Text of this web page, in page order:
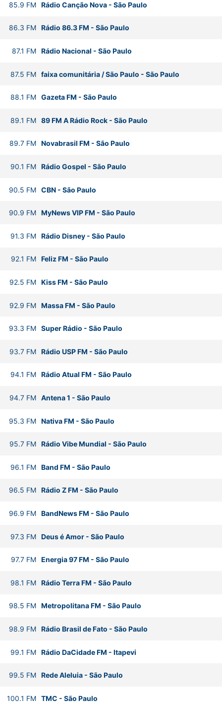
85.9 FM Rádio Canção Nova- São Paulo
86.3 FM Rádio 86.3 FM - São Paulo
87.1 FM Rádio Nacional - São Paulo
87.5 FM faixa comunitária / São Paulo - São Paulo
88.1 FM Gazeta FM - São Paulo
89.1 FM 89 FM A Rádio Rock- São Paulo
89.7 FM Novabrasil FM - São Paulo
90.1 FM Rádio Gospel - São Paulo
90.5 FM CBN- São Paulo
90.9 FM MyNews VIP FM - São Paulo
91.3 FM Rádio Disney- São Paulo
92.1 FM Feliz FM - São Paulo
92.5 FM Kiss FM - São Paulo
92.9 FM Massa FM - São Paulo
93.3 FM Super Rádio - São Paulo
93.7 FM Rádio USP FM - São Paulo
94.1 FM Rádio Atual FM - São Paulo
94.7 FM Antena 1 - São Paulo
95.3 FM Nativa FM - São Paulo
95.7 FM Rádio Vibe Mundial - São Paulo
96.1 FM Band FM - São Paulo
96.5 FM Rádio Z FM - São Paulo
96.9 FM BandNews FM - São Paulo
97.3 FM Deus é Amor - São Paulo
97.7 FM Energia 97 FM - São Paulo
98.1 FM Rádio Terra FM - São Paulo
98.5 FM Metropolitana FM - São Paulo
98.9 FM Rádio Brasil de Fato - São Paulo
99.1 FM Rádio DaCidade FM - Itapevi
99.5 FM Rede Aleluia- São Paulo
100.1 FM TMC - São Paulo